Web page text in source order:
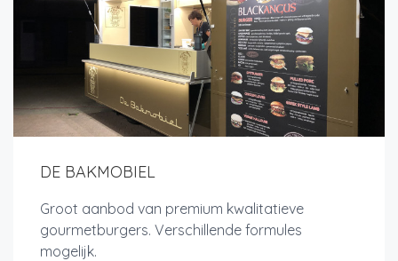
DE BAKMOBIEL
Groot aanbod van premium kwalitatieve
gourmetburgers. Verschillende formules
mogelijk.